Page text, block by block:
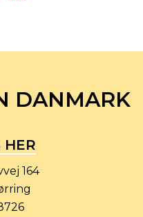
DANMARK
HER
164